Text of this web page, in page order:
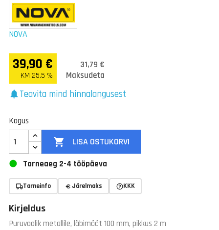
NOVA
39,90 €
KM 25.5 %
31,79 €
Maksudeta
notificationsTeavita mind hinnalangusest
Kogus
 LISA OSTUKORVI
Tarneaeg 2-4 tööpäeva
Tarneinfo Järelmaks KKK
Kirjeldus
Puruvoolik metallile, läbimõõt 100 mm, pikkus 2 m